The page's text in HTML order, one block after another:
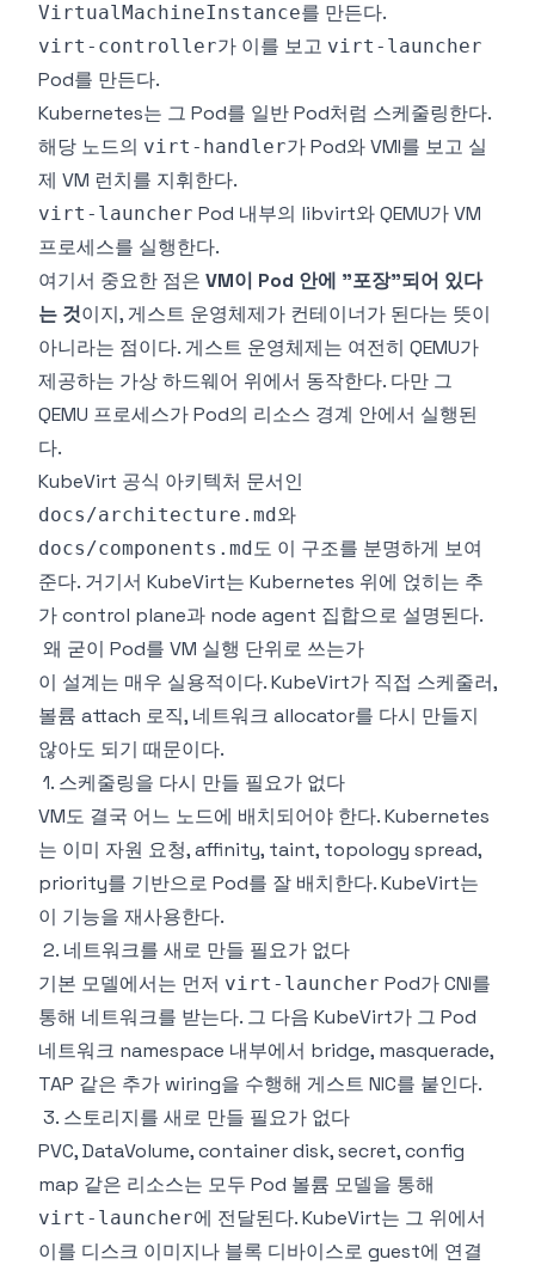
VirtualMachineInstance를 만든다.
virt-controller가 이를 보고 virt-launcher
Pod를 만든다.
Kubernetes는 그 Pod를 일반 Pod처럼 스케줄링한다.
해당 노드의 virt-handler가 Pod와 VMI를 보고 실
제 VM 런치를 지휘한다.
virt-launcher Pod 내부의 libvirt와 QEMU가 VM
프로세스를 실행한다.
여기서 중요한 점은 VM이 Pod 안에 "포장"되어 있다
는 것이지, 게스트 운영체제가 컨테이너가 된다는 뜻이
아니라는 점이다. 게스트 운영체제는 여전히 QEMU가
제공하는 가상 하드웨어 위에서 동작한다. 다만 그
QEMU 프로세스가 Pod의 리소스 경계 안에서 실행된
다.
KubeVirt 공식 아키텍처 문서인
docs/architecture.md와
docs/components.md도 이 구조를 분명하게 보여
준다. 거기서 KubeVirt는 Kubernetes 위에 얹히는 추
가 control plane과 node agent 집합으로 설명된다.
왜 굳이 Pod를 VM 실행 단위로 쓰는가
이 설계는 매우 실용적이다. KubeVirt가 직접 스케줄러,
볼륨 attach 로직, 네트워크 allocator를 다시 만들지
않아도 되기 때문이다.
1. 스케줄링을 다시 만들 필요가 없다
VM도 결국 어느 노드에 배치되어야 한다. Kubernetes
는 이미 자원 요청, affinity, taint, topology spread,
priority를 기반으로 Pod를 잘 배치한다. KubeVirt는
이 기능을 재사용한다.
2. 네트워크를 새로 만들 필요가 없다
기본 모델에서는 먼저 virt-launcher Pod가 CNI를
통해 네트워크를 받는다. 그 다음 KubeVirt가 그 Pod
네트워크 namespace 내부에서 bridge, masquerade,
TAP 같은 추가 wiring을 수행해 게스트 NIC를 붙인다.
3. 스토리지를 새로 만들 필요가 없다
PVC, DataVolume, container disk, secret, config
map 같은 리소스는 모두 Pod 볼륨 모델을 통해
virt-launcher에 전달된다. KubeVirt는 그 위에서
이를 디스크 이미지나 블록 디바이스로 guest에 연결